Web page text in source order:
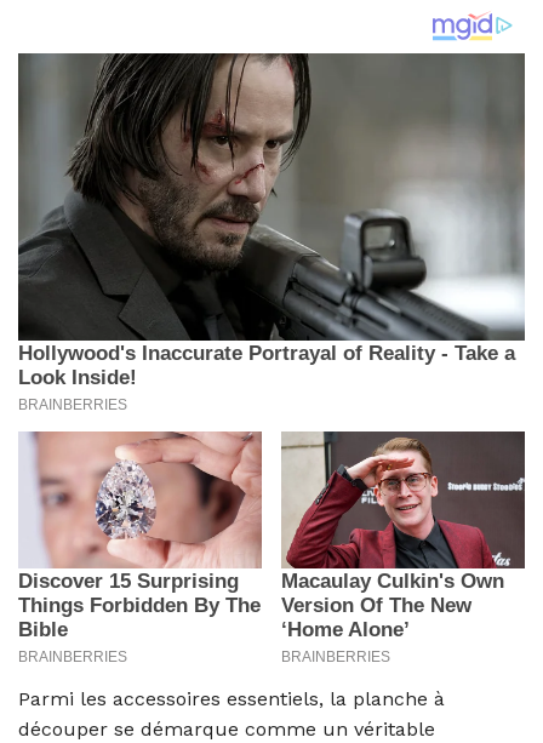
Parmi les accessoires essentiels, la planche à
découper se démarque comme un véritable